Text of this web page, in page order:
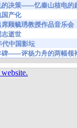
的决策——忆秦山核电的
国产化
席顾毓琇教授作品音乐
志逝世
代中国影坛
碑——评杨力舟的两幅领